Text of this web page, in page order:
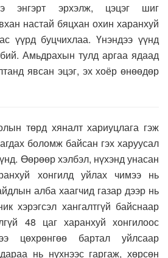
энгэрт эрхэлж, цэцэг шиг
настай бяцхан охин харанхуй
үүрд буцчихлаа. Үнэндээ үүнд
Амьдрахын тулд аргаа ядаад
явсан эцэг, эх хоёр өнөөдөр
хяналт хариуцлага гэж
боломж байсан гэх харуусал
Өөрөөр хэлбэл, нүхэнд унасан
хонгилд уйлах чимээ нь
алба хаагчид газар дээр нь
хэрэгсэл хангалтгүй байснаар
48 цаг харанхуй хонгилоос
цөхрөнгөө бартал уйлсаар
нь нүхнээс гаргаж, хөрсөн